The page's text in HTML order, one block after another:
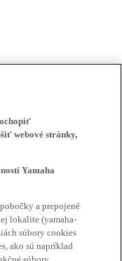
webové stránky,
Yamaha
a prepojené
lokalite (yamaha-
súbory cookies
ako sú napríklad